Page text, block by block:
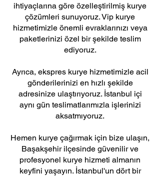
ihtiyaçlarına göre özelleştirilmiş kurye
çözümleri sunuyoruz. Vip kurye
hizmetimizle önemli evraklarınızı veya
paketlerinizi özel bir şekilde teslim
ediyoruz.
Ayrıca, ekspres kurye hizmetimizle acil
gönderilerinizi en hızlı şekilde
adresinize ulaştırıyoruz. İstanbul içi
aynı gün teslimatlarımızla işlerinizi
aksatmıyoruz.
Hemen kurye çağırmak için bize ulaşın,
Başakşehir ilçesinde güvenilir ve
profesyonel kurye hizmeti almanın
keyfini yaşayın. İstanbul'un dört bir